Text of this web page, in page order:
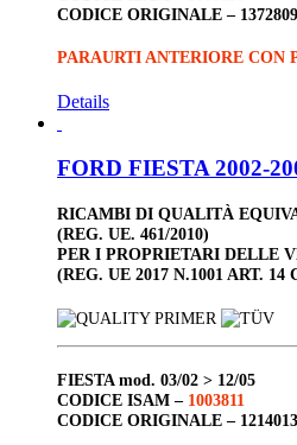
CODICE ORIGINALE – 1372809
PARAURTI ANTERIORE CON
Details
FORD FIESTA 2002-
RICAMBI DI QUALITÀ
(REG. UE. 461/2010)
PER I PROPRIETARI DELLE
(REG. UE 2017 N.1001 ART. 14
FIESTA mod. 03/02 > 12/05
CODICE ISAM – 1003811
CODICE ORIGINALE – 1214013